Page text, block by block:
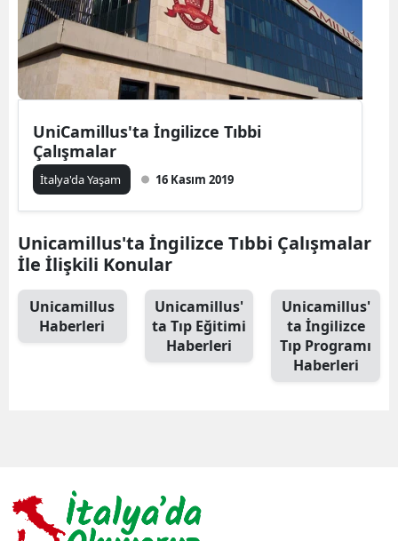
UniCamillus'ta İngilizce Tıbbi
Çalışmalar
İtalya'da Yaşam 16 Kasım 2019
Unicamillus'ta İngilizce Tıbbi Çalışmalar
İle İlişkili Konular
Unicamillus
Haberleri
Unicamillus'
ta Tıp Eğitimi
Haberleri
Unicamillus'
ta İngilizce
Tıp Programı
Haberleri